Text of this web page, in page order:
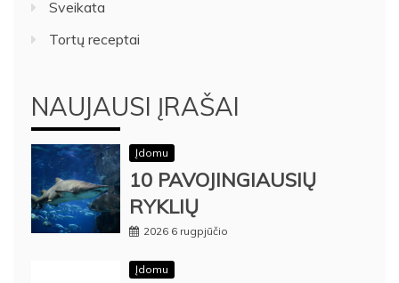
Sveikata
Tortų receptai
NAUJAUSI ĮRAŠAI
Įdomu
10 PAVOJINGIAUSIŲ
RYKLIŲ
2026 6 rugpjūčio
Įdomu